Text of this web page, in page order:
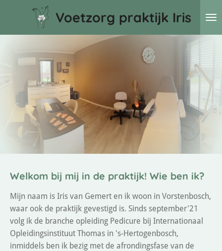
naar
hoofdinhoud
Voetzorg praktijk Iris
Welkom bij mij in de praktijk! Wie ben ik?
Mijn naam is Iris van Gemert en ik woon in Vorstenbosch,
waar ook de praktijk gevestigd is. Sinds september'21
volg ik de branche opleiding Pedicure bij Internationaal
Opleidingsinstituut Thomas in 's-Hertogenbosch,
inmiddels ben ik bezig met de afrondingsfase van de